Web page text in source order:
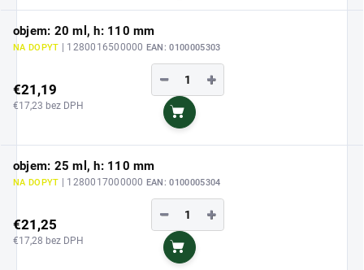
objem: 20 ml, h: 110 mm
NA DOPYT | 1280016500000 EAN: 0100005303
€21,19
€17,23 bez DPH
+
−
Do košíka
objem: 25 ml, h: 110 mm
NA DOPYT | 1280017000000 EAN: 0100005304
€21,25
€17,28 bez DPH
+
−
Do košíka